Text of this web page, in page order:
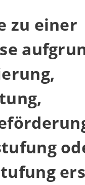
zu einer